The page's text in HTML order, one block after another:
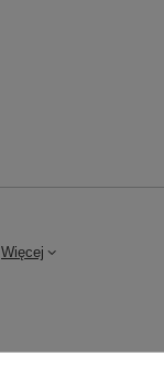
Więcej